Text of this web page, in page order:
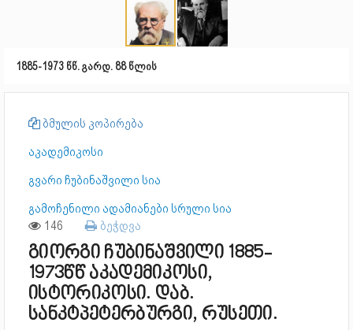
1885-1973 წწ. გარდ. 88 წლის
ბმულის კოპირება
აკადემიკოსი
გვარი ჩუბინაშვილი სია
გამოჩენილი ადამიანები სრული სია
146 ბეჭდვა
გიორგი ჩუბინაშვილი 1885-
1973წწ აკადემიკოსი,
ისტორიკოსი. დაბ.
სანკტპეტერბურგი, რუსეთი.